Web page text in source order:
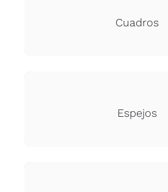
Cuadros
Espejos